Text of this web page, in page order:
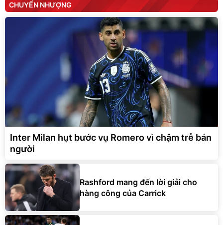
CHUYỂN NHƯỢNG
Inter Milan hụt bước vụ Romero vì chậm trễ bán
người
Rashford mang đến lời giải cho
hàng công của Carrick